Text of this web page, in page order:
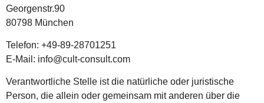
Georgenstr.90
80798 München
Telefon: +49-89-28701251
E-Mail: info@cult-consult.com
Verantwortliche Stelle ist die natürliche oder juristische
Person, die allein oder gemeinsam mit anderen über die